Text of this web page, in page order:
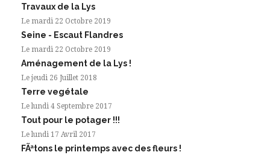
Travaux de la Lys
Le mardi 22 Octobre 2019
Seine - Escaut Flandres
Le mardi 22 Octobre 2019
Aménagement de la Lys !
Le jeudi 26 Juillet 2018
Terre vegétale
Le lundi 4 Septembre 2017
Tout pour le potager !!!
Le lundi 17 Avril 2017
FÃªtons le printemps avec des fleurs !